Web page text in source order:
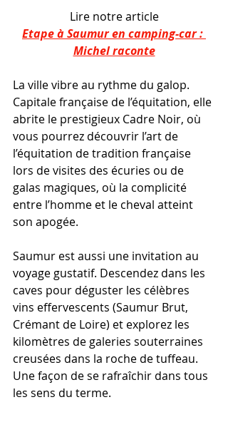
Lire notre article
Etape à Saumur en camping-car :
Michel raconte
La ville vibre au rythme du galop.
Capitale française de l’équitation, elle
abrite le prestigieux Cadre Noir, où
vous pourrez découvrir l’art de
l’équitation de tradition française
lors de visites des écuries ou de
galas magiques, où la complicité
entre l’homme et le cheval atteint
son apogée.
Saumur est aussi une invitation au
voyage gustatif. Descendez dans les
caves pour déguster les célèbres
vins effervescents (Saumur Brut,
Crémant de Loire) et explorez les
kilomètres de galeries souterraines
creusées dans la roche de tuffeau.
Une façon de se rafraîchir dans tous
les sens du terme.